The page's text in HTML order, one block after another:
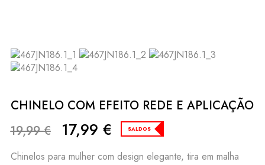
CHINELO COM EFEITO REDE E APLICAÇÃO
19,99€ 17,99 € SALDOS
Chinelos para mulher com design elegante, tira em malha